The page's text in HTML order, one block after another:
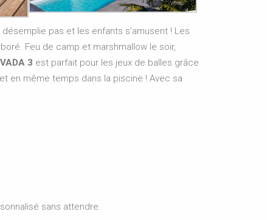
pas et les enfants s’amusent ! Les
Feu de camp et marshmallow le soir,
3 est parfait pour les jeux de balles grâce
en même temps dans la piscine ! Avec sa
sans attendre.